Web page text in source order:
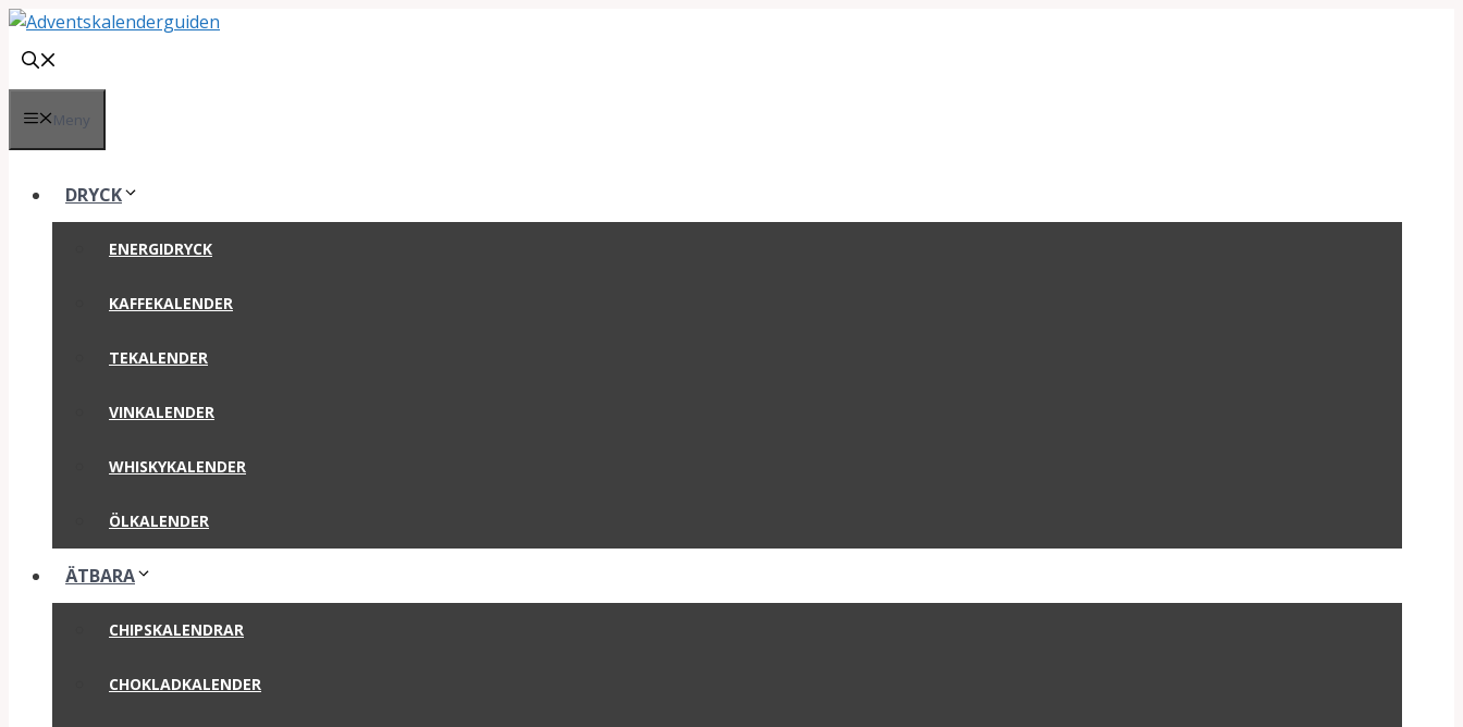
Hoppa
till
innehåll
Meny
DRYCK
ENERGIDRYCK
KAFFEKALENDER
TEKALENDER
VINKALENDER
WHISKYKALENDER
ÖLKALENDER
ÄTBARA
CHIPSKALENDRAR
CHOKLADKALENDER